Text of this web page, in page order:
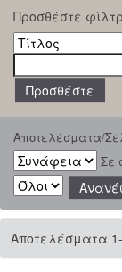
Προσθέστε
Αποτελέσματα/
Σε
Αποτελέσματα